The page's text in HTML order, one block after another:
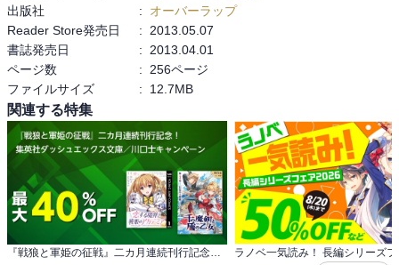
出版社
:
オーバーラップ
Reader Store発売日
:
2013.05.07
書誌発売日
:
2013.04.01
ページ数
:
256ページ
ファイルサイズ
: 12.7MB
関連する特集
『戦狼と軍姫の征戦』二カ月連続刊行記念！ 集英社ダッシュエックス文庫／川口士キャンペーン ラノベ一気読み！ 長編シリーズ